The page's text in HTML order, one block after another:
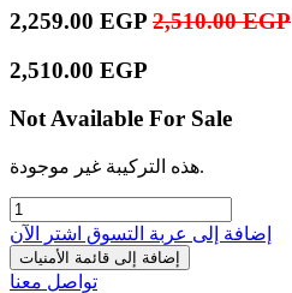
2,259.00 EGP 2,510.00EGP
2,510.00 EGP
Not Available For Sale
هذه التركيبة غير موجودة.
إضافة إلى عربة التسوق اشترِ الآن
إضافة إلى قائمة الأمنيات
تواصل معنا